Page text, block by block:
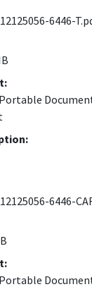
6446-
6446-